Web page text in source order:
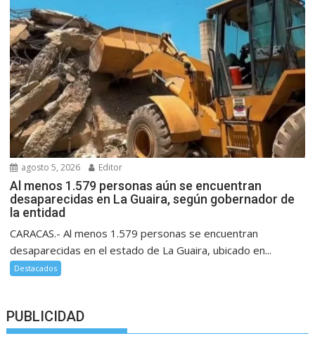
agosto 5, 2026 Editor
Al menos 1.579 personas aún se encuentran
desaparecidas en La Guaira, según gobernador de
la entidad
CARACAS.- Al menos 1.579 personas se encuentran
desaparecidas en el estado de La Guaira, ubicado en...
Destacados
PUBLICIDAD